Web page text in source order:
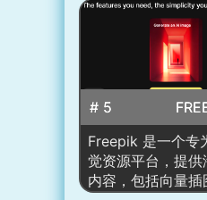
黑色背景为主调，
感，并结合视觉
放位，打造全方
页不仅展示最新
视作品，还整合
热度变化、个性
台可观看内容，
完成资讯获取、
策。
# 5
Freepik 是一个专
觉资源平台，提
内容，包括向量